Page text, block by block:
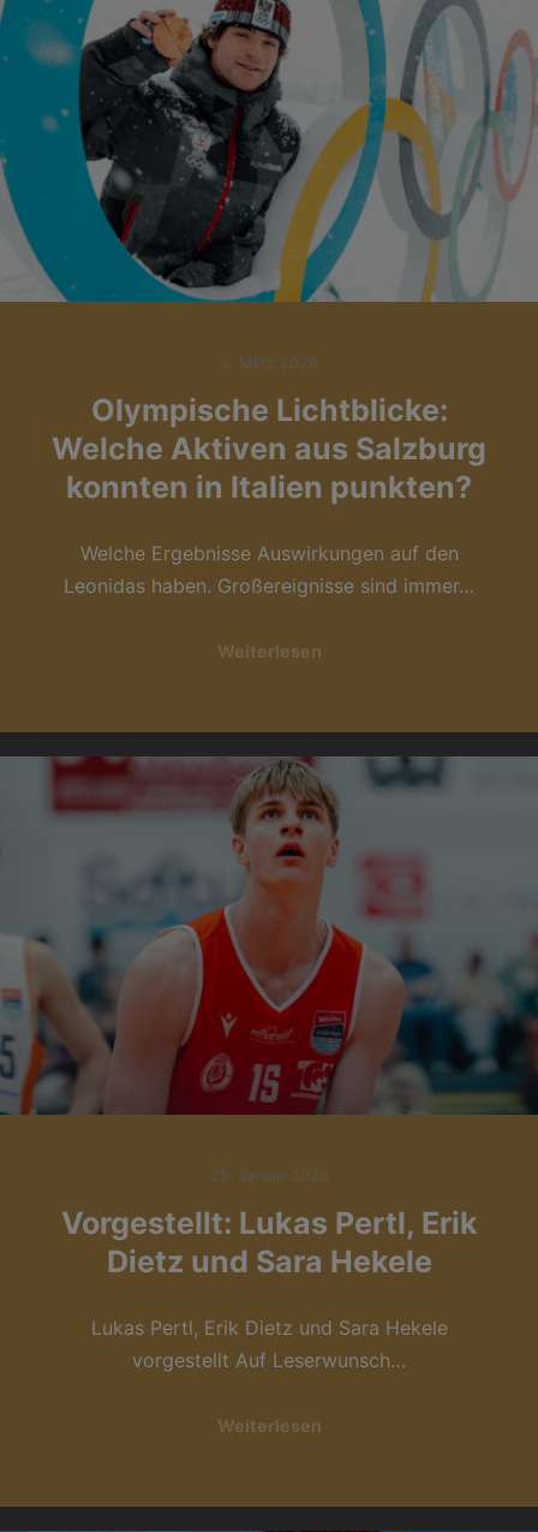
2. März 2026
Olympische Lichtblicke:
Welche Aktiven aus Salzburg
konnten in Italien punkten?
Welche Ergebnisse Auswirkungen auf den
Leonidas haben. Großereignisse sind immer…
Weiterlesen
28. Januar 2026
Vorgestellt: Lukas Pertl, Erik
Dietz und Sara Hekele
Lukas Pertl, Erik Dietz und Sara Hekele
vorgestellt Auf Leserwunsch…
Weiterlesen